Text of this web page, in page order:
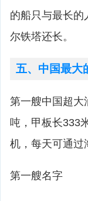
的船只与最长的
尔铁塔还长。
五、中国最大
第一艘中国超大
吨，甲板长333
机，每天可通过
第一艘名字